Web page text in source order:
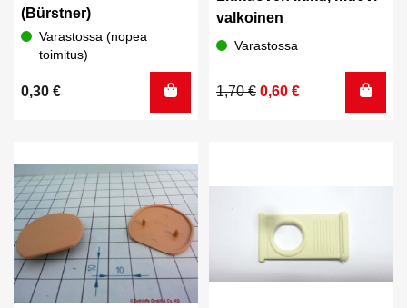
(Bürstner)
Varastossa (nopea
toimitus)
0,30 €
valkoinen
Varastossa
1,70€
Alkuperäinen
0,60 €
Nykyinen